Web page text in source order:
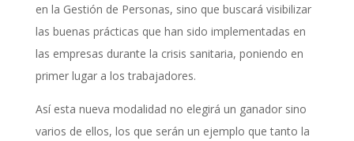
en la Gestión de Personas, sino que buscará visibilizar
las buenas prácticas que han sido implementadas en
las empresas durante la crisis sanitaria, poniendo en
primer lugar a los trabajadores.
Así esta nueva modalidad no elegirá un ganador sino
varios de ellos, los que serán un ejemplo que tanto la